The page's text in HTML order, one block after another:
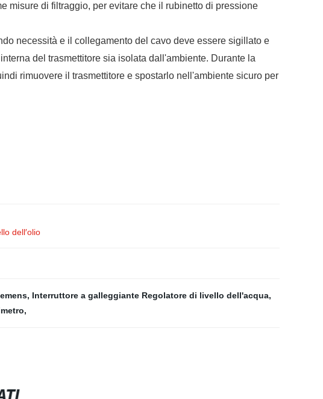
misure di filtraggio, per evitare che il rubinetto di pressione
necessità e il collegamento del cavo deve essere sigillato e
del trasmettitore sia isolata dall'ambiente. Durante la
rimuovere il trasmettitore e spostarlo nell'ambiente sicuro per
dell′olio
, Interruttore a galleggiante Regolatore di livello dell'acqua,
,